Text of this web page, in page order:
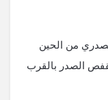
من الحين
الصدر بالقرب